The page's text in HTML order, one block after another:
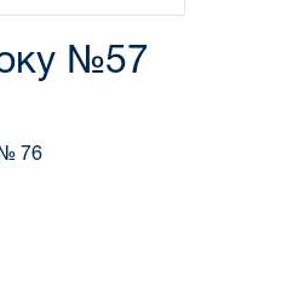
№57
№ 76